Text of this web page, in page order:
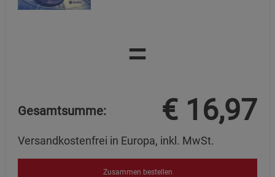
=
Gesamtsumme: € 16,97
Versandkostenfrei in Europa, inkl. MwSt.
Zusammen bestellen